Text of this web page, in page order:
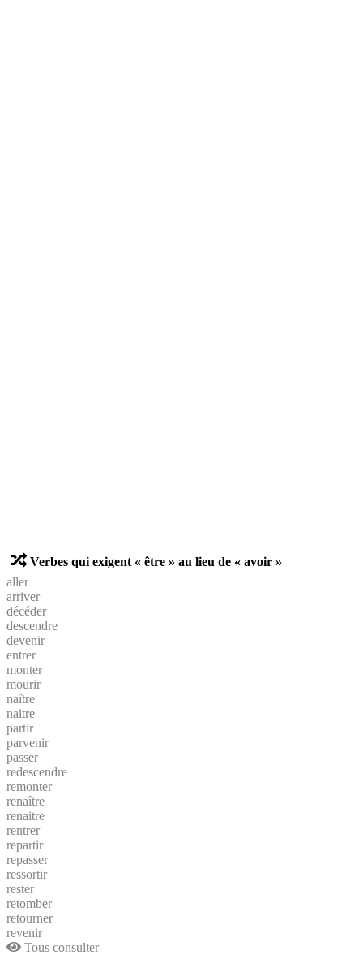
Verbes qui exigent « être » au lieu de « avoir »
aller
arriver
décéder
descendre
devenir
entrer
monter
mourir
naître
naitre
partir
parvenir
passer
redescendre
remonter
renaître
renaitre
rentrer
repartir
repasser
ressortir
rester
retomber
retourner
revenir
Tous consulter